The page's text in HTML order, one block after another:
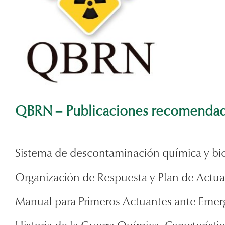
QBRN – Publicaciones
Sistema de descontaminación química y
Organización de Respuesta y Plan de
Manual para Primeros Actuantes ante